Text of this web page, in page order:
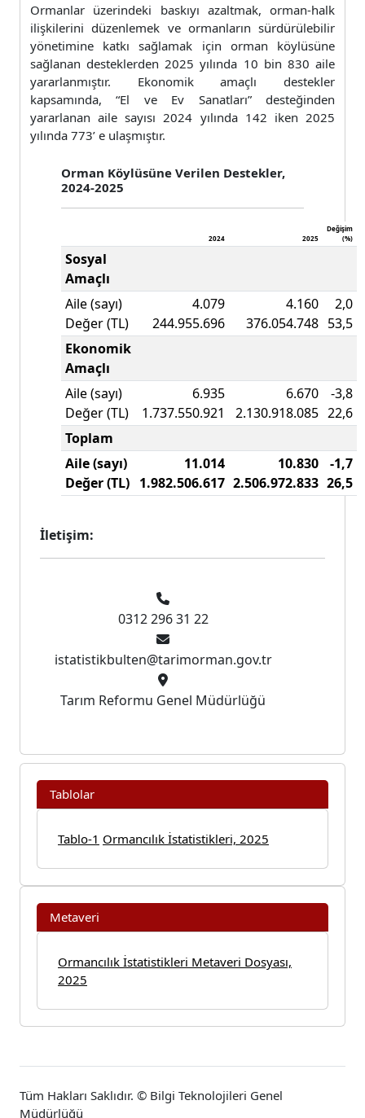
Ormanlar üzerindeki baskıyı azaltmak, orman-halk
ilişkilerini düzenlemek ve ormanların sürdürülebilir
yönetimine katkı sağlamak için orman köylüsüne
sağlanan desteklerden 2025 yılında 10 bin 830 aile
yararlanmıştır. Ekonomik amaçlı destekler
kapsamında, “El ve Ev Sanatları” desteğinden
yararlanan aile sayısı 2024 yılında 142 iken 2025
yılında 773’ e ulaşmıştır.
Orman Köylüsüne Verilen Destekler,
2024-2025
2024 2025
Değişim
(%)
Sosyal
Amaçlı
Aile (sayı)
Değer (TL)
4.079
244.955.696
4.160
376.054.748
2,0
53,5
Ekonomik
Amaçlı
Aile (sayı)
Değer (TL)
6.935
1.737.550.921
6.670
2.130.918.085
-3,8
22,6
Toplam
Aile (sayı)
Değer (TL)
11.014
1.982.506.617
10.830
2.506.972.833
-1,7
26,5
İletişim:
0312 296 31 22
istatistikbulten@tarimorman.gov.tr
Tarım Reformu Genel Müdürlüğü
Tablolar
Tablo-1 Ormancılık İstatistikleri, 2025
Metaveri
Ormancılık İstatistikleri Metaveri Dosyası,
2025
Tüm Hakları Saklıdır. © Bilgi Teknolojileri Genel
Müdürlüğü